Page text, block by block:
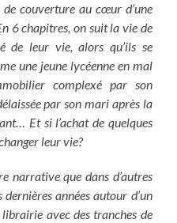
couverture au cœur d’une
6 chapitres, on suit la vie de
de leur vie, alors qu’ils se
une jeune lycéenne en mal
complexé par son
par son mari après la
Et si l’achat de quelques
leur vie?
narrative que dans d’autres
années autour d’un
librairie avec des tranches de